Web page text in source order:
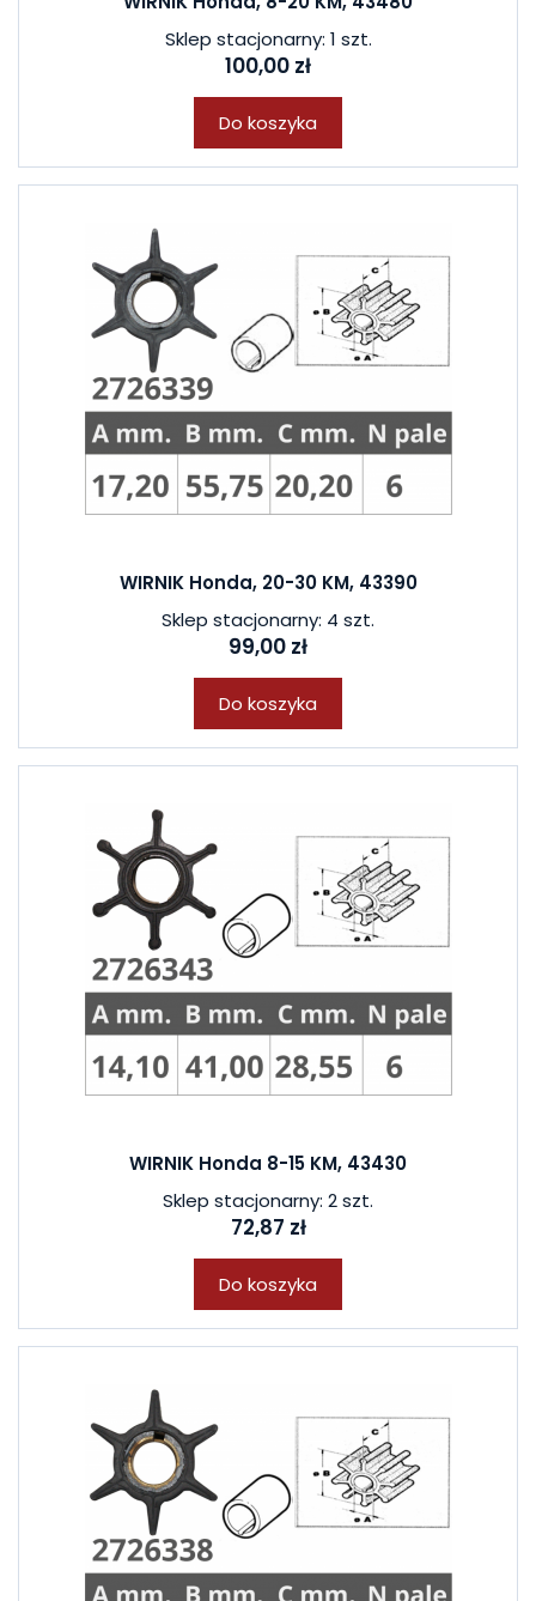
Sklep stacjonarny: 1 szt.
100,00 zł
Do koszyka
WIRNIK Honda, 20-30 KM, 43390
Sklep stacjonarny: 4 szt.
99,00 zł
Do koszyka
WIRNIK Honda 8-15 KM, 43430
Sklep stacjonarny: 2 szt.
72,87 zł
Do koszyka